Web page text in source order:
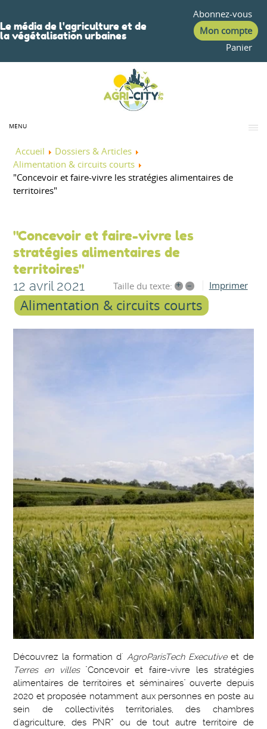
Le média de l'agriculture et de
la végétalisation urbaines
Abonnez-vous
Mon compte
Panier
MENU
Accueil
Dossiers & Articles
Alimentation & circuits courts
"Concevoir et faire-vivre les stratégies alimentaires de
territoires"
"Concevoir et faire-vivre les
stratégies alimentaires de
territoires"
12 avril 2021 Taille du texte: + – Imprimer
Alimentation & circuits courts
Découvrez la formation d' AgroParisTech Executiveet de
Terres en villes"Concevoir et faire-vivre les stratégies
alimentaires de territoires et séminaires" ouverte depuis
2020 et proposée notamment aux personnes en poste au
sein de collectivités territoriales, des chambres
d'agriculture, des PNR* ou de tout autre territoire de